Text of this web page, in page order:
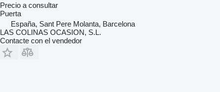
Precio a consultar
Puerta
España, Sant Pere Molanta, Barcelona
LAS COLINAS OCASION, S.L.
Contacte con el vendedor